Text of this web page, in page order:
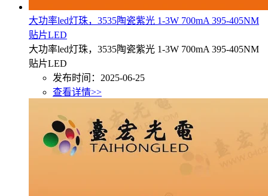
大功率led灯珠，3535陶瓷紫光 1-3W 700mA 395-405NM
贴片LED
大功率led灯珠，3535陶瓷紫光 1-3W 700mA 395-405NM
贴片LED
发布时间：2025-06-25
查看详情>>